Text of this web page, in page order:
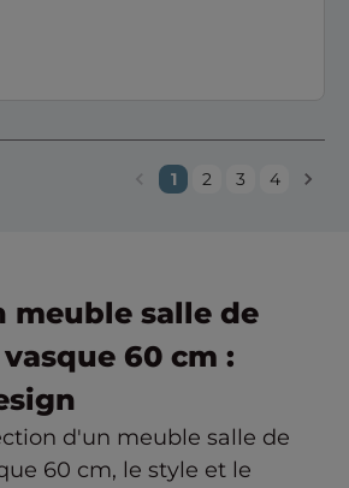
en France, dans notre usine du Cantal.
1 2 3 4
meuble salle de
60 cm :
d'un meuble salle de
60 cm, le style et le